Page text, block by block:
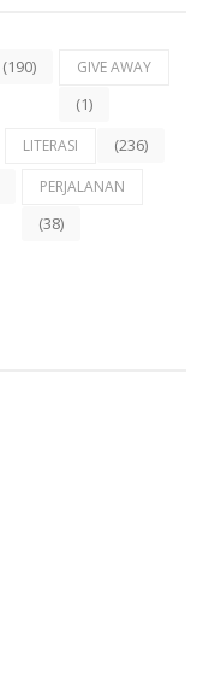
(190) GIVE AWAY
(1)
LITERASI (236)
PERJALANAN
(38)